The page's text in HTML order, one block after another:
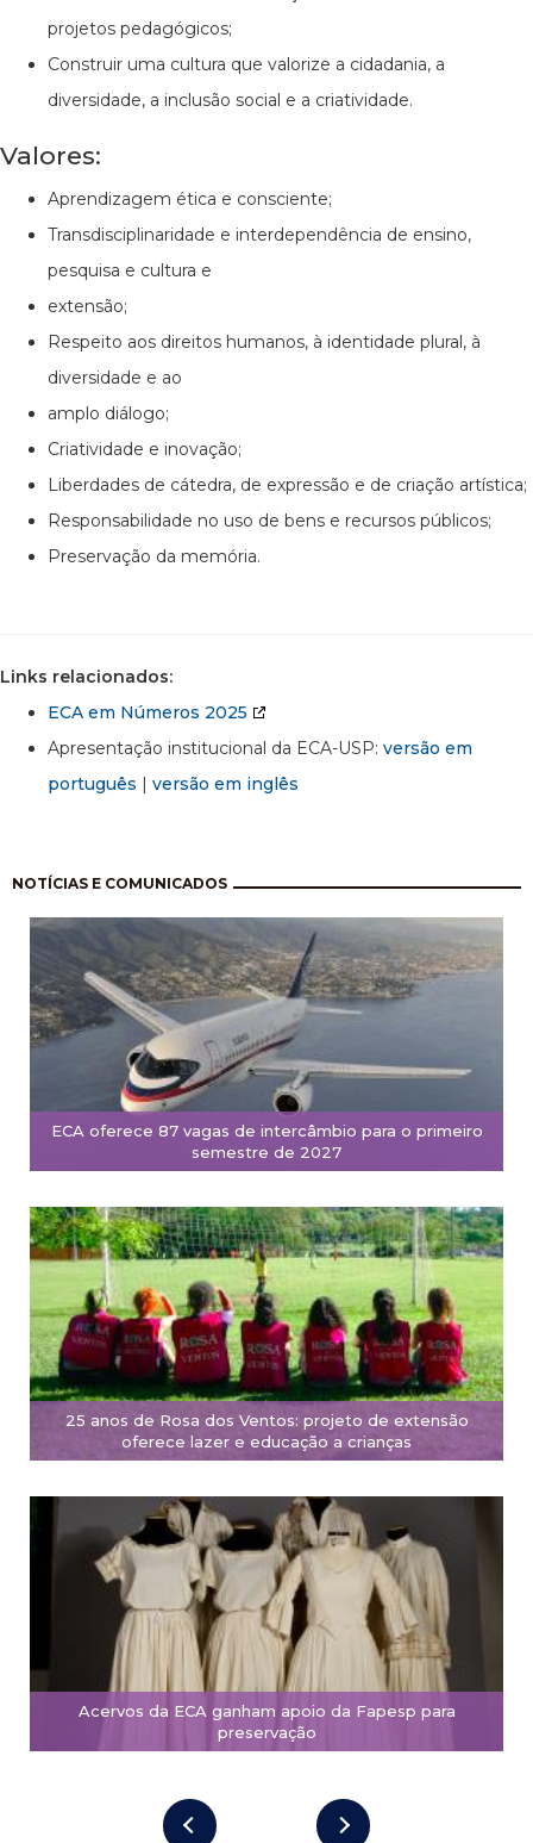
projetos pedagógicos;
Construir uma cultura que valorize a cidadania, a
diversidade, a inclusão social e a criatividade.
Valores:
Aprendizagem ética e consciente;
Transdisciplinaridade e interdependência de ensino,
pesquisa e cultura e
extensão;
Respeito aos direitos humanos, à identidade plural, à
diversidade e ao
amplo diálogo;
Criatividade e inovação;
Liberdades de cátedra, de expressão e de criação artística;
Responsabilidade no uso de bens e recursos públicos;
Preservação da memória.
Links relacionados:
ECA em Números 2025
Apresentação institucional da ECA-USP: versão em
português | versão em inglês
NOTÍCIAS E COMUNICADOS
ECA oferece 87 vagas de intercâmbio para o primeiro
semestre de 2027
25 anos de Rosa dos Ventos: projeto de extensão
oferece lazer e educação a crianças
Acervos da ECA ganham apoio da Fapesp para
preservação
Paginação